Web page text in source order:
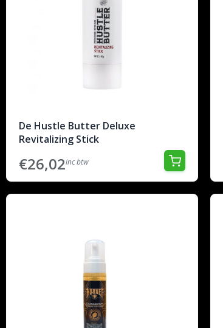
De Hustle Butter Deluxe
Revitalizing Stick
€26,02inc btw